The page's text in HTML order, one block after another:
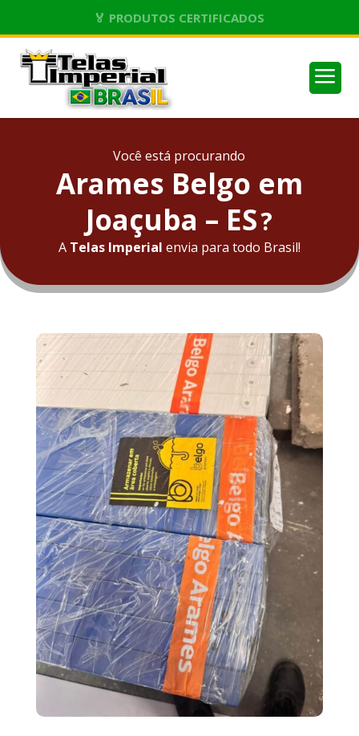
🏅 PRODUTOS CERTIFICADOS
a
Você está procurando
Arames Belgo em
Joaçuba – ES?
A Telas Imperial envia para todo Brasil!